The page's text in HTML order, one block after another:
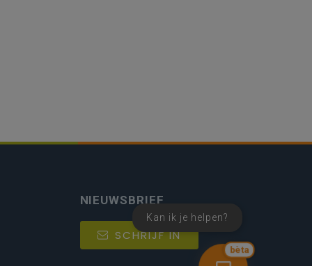
bèta
Kan ik je helpen?
NIEUWSBRIEF
SCHRIJF IN